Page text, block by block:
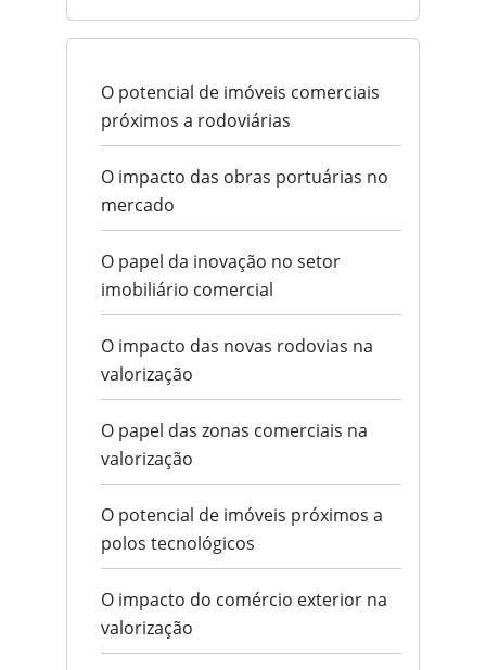
O potencial de imóveis comerciais
próximos a rodoviárias
O impacto das obras portuárias no
mercado
O papel da inovação no setor
imobiliário comercial
O impacto das novas rodovias na
valorização
O papel das zonas comerciais na
valorização
O potencial de imóveis próximos a
polos tecnológicos
O impacto do comércio exterior na
valorização